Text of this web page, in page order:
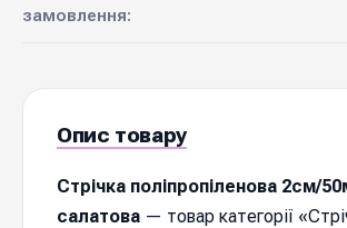
замовлення:
Опис товару
Стрічка поліпропіленова 2см/
салатова — товар категорії